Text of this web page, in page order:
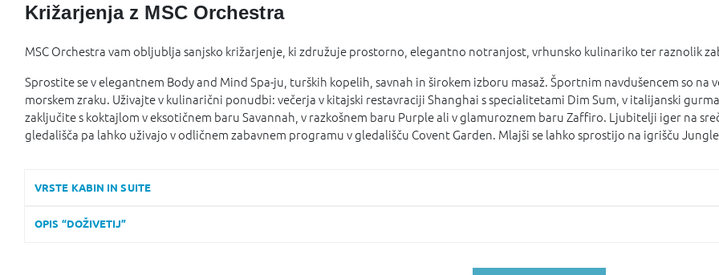
Križarjenja z MSC Orchestra
MSC Orchestra vam obljublja sanjsko križarjenje, ki združuje prostorno, elegantno notranjost, vrhunsko kulinariko ter raznolik
Sprostite se v elegantnem Body and Mind Spa-ju, turških kopelih, savnah in širokem izboru masaž. Športnim navdušencem so
morskem zraku. Uživajte v kulinarični ponudbi: večerja v kitajski restavraciji Shanghai s specialitetami Dim Sum, v italijanski
zaključite s koktajlom v eksotičnem baru Savannah, v razkošnem baru Purple ali v glamuroznem baru Zaffiro. Ljubitelji iger na
gledališča pa lahko uživajo v odličnem zabavnem programu v gledališču Covent Garden. Mlajši se lahko sprostijo na igrišču
VRSTE KABIN IN SUITE
OPIS “DOŽIVETIJ”